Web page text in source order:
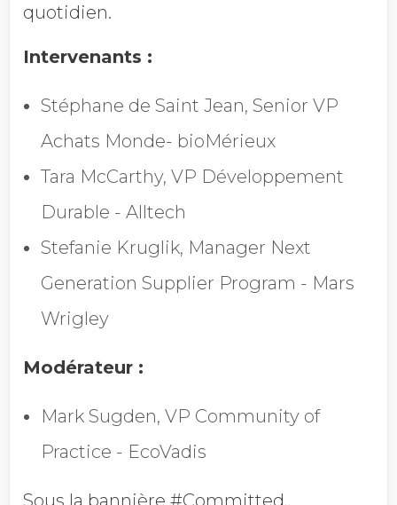
Pays
Refuser les
quotidien.
Intervenants :
Stéphane de Saint Jean, Senior VP
Achats Monde- bioMérieux
Tara McCarthy, VP Développement
Durable - Alltech
Stefanie Kruglik, Manager Next
Generation Supplier Program - Mars
Wrigley
Modérateur :
Mark Sugden, VP Community of
Practice - EcoVadis
Sous la bannière #Committed,